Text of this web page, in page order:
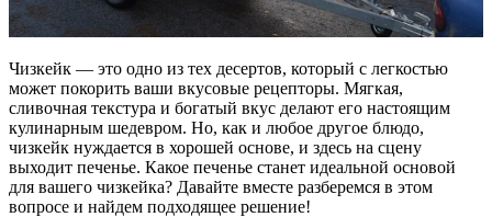
Чизкейк — это одно из тех десертов, который с легкостью
может покорить ваши вкусовые рецепторы. Мягкая,
сливочная текстура и богатый вкус делают его настоящим
кулинарным шедевром. Но, как и любое другое блюдо,
чизкейк нуждается в хорошей основе, и здесь на сцену
выходит печенье. Какое печенье станет идеальной основой
для вашего чизкейка? Давайте вместе разберемся в этом
вопросе и найдем подходящее решение!